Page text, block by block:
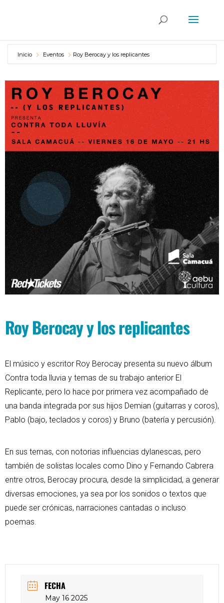
Inicio Eventos Roy Berocay y los replicantes
Roy Berocay y los replicantes
El músico y escritor Roy Berocay presenta su nuevo álbum
Contra toda lluvia y temas de su trabajo anterior El
Replicante, pero lo hace por primera vez acompañado de
una banda integrada por sus hijos Demian (guitarras y coros),
Pablo (bajo, teclados y coros) y Bruno (batería y percusión).
En sus temas, con notorias influencias dylanescas, pero
también de solistas locales como Dino y Fernando Cabrera
entre otros, Berocay procura, desde la simplicidad, a generar
diversas emociones, ya sea por los sonidos o textos que
puede ser crónicas, narraciones cantadas o incluso
poemas.
FECHA
May 16 2025